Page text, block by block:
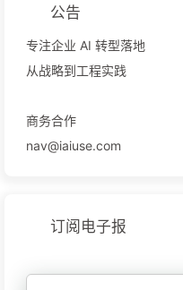
公告
专注企业 AI 转型落地
从战略到工程实践
商务合作
nav@iaiuse.com
订阅电子报